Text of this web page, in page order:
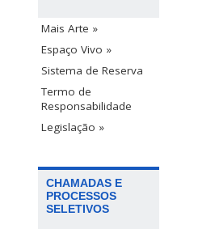
Mais Arte »
Espaço Vivo »
Sistema de Reserva
Termo de
Responsabilidade
Legislação »
CHAMADAS E
PROCESSOS
SELETIVOS